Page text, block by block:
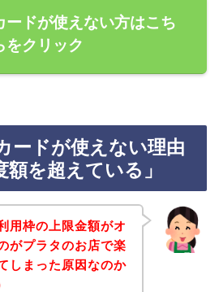
ードが使えない方はこち
をクリック
ードが使えない理由
額を超えている」
用枠の上限金額がオ
がプラタのお店で楽
しまった原因なのか